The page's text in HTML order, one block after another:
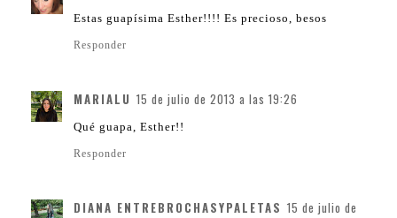
Estas guapísima Esther!!!! Es precioso, besos
Responder
MARIALU 15 de julio de 2013 a las 19:26
Qué guapa, Esther!!
Responder
DIANA ENTREBROCHASYPALETAS 15 de julio de